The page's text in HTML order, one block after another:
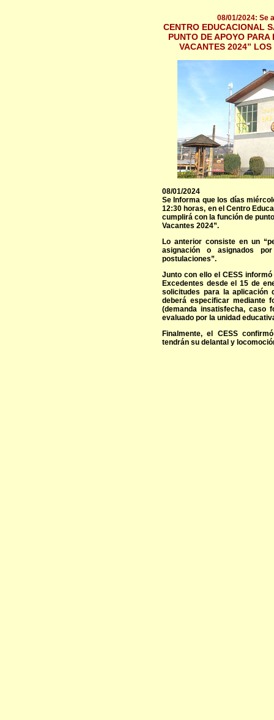
08/01/2024: Se
CENTRO EDUCACIONAL
PUNTO DE APOYO
VACANTES 2024”
08/01/2024
Se Informa que los días
12:30 horas, en el Centro
cumplirá con la función de
Vacantes 2024”.
Lo anterior consiste en un
asignación o asignados
postulaciones”.
Junto con ello el CESS
Excedentes desde el 15 de
solicitudes para la aplicación
deberá especificar mediante
(demanda insatisfecha, caso
evaluado por la unidad
Finalmente, el CESS
tendrán su delantal y